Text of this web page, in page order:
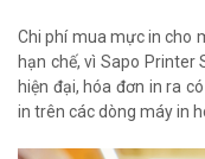
Chi phí mua mực in cho
hạn chế, vì Sapo Printer
hiện đại, hóa đơn in ra
in trên các dòng máy in